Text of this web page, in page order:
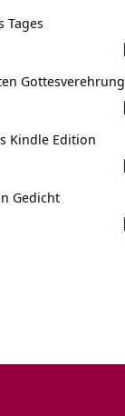
Tages
Gottesverehrung
Kindle Edition
Gedicht